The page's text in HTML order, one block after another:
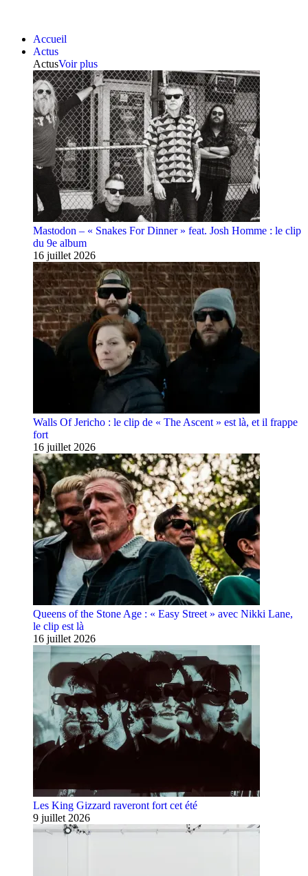
Accueil
Actus
ActusVoir plus
Mastodon – « Snakes For Dinner » feat. Josh Homme : le clip
du 9e album
16 juillet 2026
Walls Of Jericho : le clip de « The Ascent » est là, et il frappe
fort
16 juillet 2026
Queens of the Stone Age : « Easy Street » avec Nikki Lane,
le clip est là
16 juillet 2026
Les King Gizzard raveront fort cet été
9 juillet 2026